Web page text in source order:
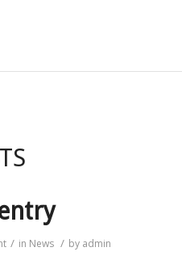
/ in News / by admin